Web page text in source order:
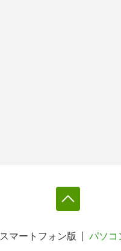
スマートフォン版 パソコ